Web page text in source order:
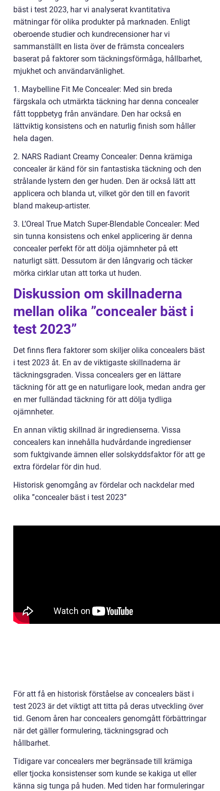
bäst i test 2023, har vi analyserat kvantitativa
mätningar för olika produkter på marknaden. Enligt
oberoende studier och kundrecensioner har vi
sammanställt en lista över de främsta concealers
baserat på faktorer som täckningsförmåga, hållbarhet,
mjukhet och användarvänlighet.
1. Maybelline Fit Me Concealer: Med sin breda
färgskala och utmärkta täckning har denna concealer
fått toppbetyg från användare. Den har också en
lättviktig konsistens och en naturlig finish som håller
hela dagen.
2. NARS Radiant Creamy Concealer: Denna krämiga
concealer är känd för sin fantastiska täckning och den
strålande lystern den ger huden. Den är också lätt att
applicera och blanda ut, vilket gör den till en favorit
bland makeup-artister.
3. L’Oreal True Match Super-Blendable Concealer: Med
sin tunna konsistens och enkel applicering är denna
concealer perfekt för att dölja ojämnheter på ett
naturligt sätt. Dessutom är den långvarig och täcker
mörka cirklar utan att torka ut huden.
Diskussion om skillnaderna
mellan olika ”concealer bäst i
test 2023”
Det finns flera faktorer som skiljer olika concealers bäst
i test 2023 åt. En av de viktigaste skillnaderna är
täckningsgraden. Vissa concealers ger en lättare
täckning för att ge en naturligare look, medan andra ger
en mer fulländad täckning för att dölja tydliga
ojämnheter.
En annan viktig skillnad är ingredienserna. Vissa
concealers kan innehålla hudvårdande ingredienser
som fuktgivande ämnen eller solskyddsfaktor för att ge
extra fördelar för din hud.
Historisk genomgång av fördelar och nackdelar med
olika ”concealer bäst i test 2023”
För att få en historisk förståelse av concealers bäst i
test 2023 är det viktigt att titta på deras utveckling över
tid. Genom åren har concealers genomgått förbättringar
när det gäller formulering, täckningsgrad och
hållbarhet.
Tidigare var concealers mer begränsade till krämiga
eller tjocka konsistenser som kunde se kakiga ut eller
känna sig tunga på huden. Med tiden har formuleringar